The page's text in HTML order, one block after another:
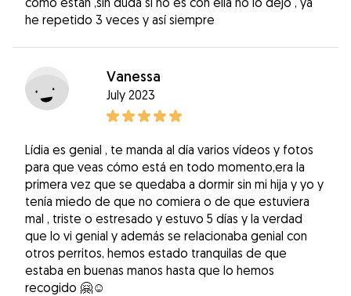
he repetido 3 veces y así siempre
Vanessa
July 2023
Lídia es genial , te manda al día varios vídeos y fotos
para que veas cómo está en todo momento,era la
primera vez que se quedaba a dormir sin mi hija y yo y
tenía miedo de que no comiera o de que estuviera
mal , triste o estresado y estuvo 5 días y la verdad
que lo vi genial y además se relacionaba genial con
otros perritos, hemos estado tranquilas de que
estaba en buenas manos hasta que lo hemos
recogido 🤗☺️